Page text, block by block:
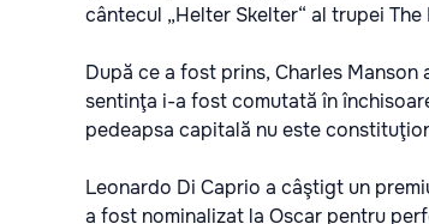
cântecul „Helter Skelter“ al trupei The
După ce a fost prins, Charles
sentinţa i-a fost comutată în
pedeapsa capitală nu este
Leonardo Di Caprio a câştigt un
a fost nominalizat la Oscar pentru